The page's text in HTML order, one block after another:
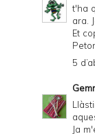
t'ha
ara.
Et
5
Ja